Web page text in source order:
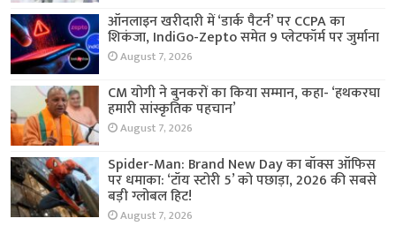
ऑनलाइन खरीदारी में ‘डार्क पैटर्न’ पर CCPA का
शिकंजा, IndiGo-Zepto समेत 9 प्लेटफॉर्म पर जुर्माना
August 7, 2026
CM योगी ने बुनकरों का किया सम्मान, कहा- ‘हथकरघा
हमारी सांस्कृतिक पहचान’
August 7, 2026
Spider-Man: Brand New Day का बॉक्स ऑफिस
पर धमाका: ‘टॉय स्टोरी 5’ को पछाड़ा, 2026 की सबसे
बड़ी ग्लोबल हिट!
August 7, 2026